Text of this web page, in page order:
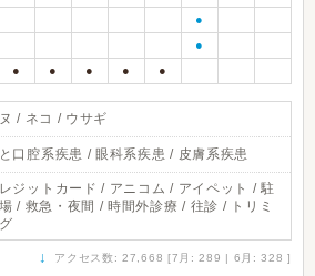
●
●
● ● ● ● ●
/ ネコ / ウサギ
口腔系疾患 / 眼科系疾患 / 皮膚系疾患
ジットカード / アニコム / アイペット / 駐
/ 救急・夜間 / 時間外診療 / 往診 / トリミ
↓ アクセス数: 27,668 [7月: 289 | 6月: 328 ]